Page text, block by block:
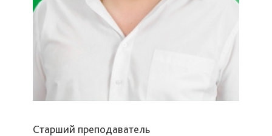
Старший преподаватель